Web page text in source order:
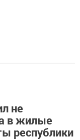
не
в жилые
республики